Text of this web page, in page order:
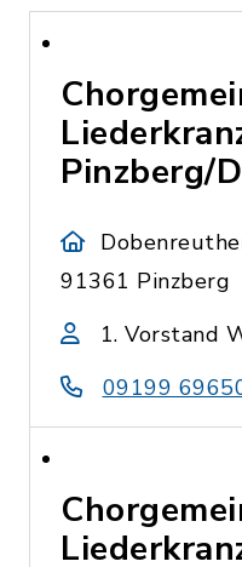
Pinzberg/
91361 Pinzberg
1. Vorstand
09199